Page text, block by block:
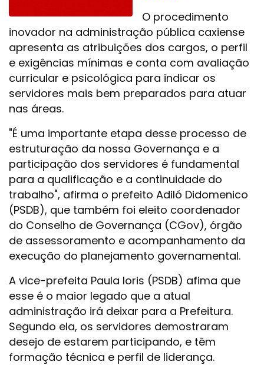
O procedimento
inovador na administração pública caxiense
apresenta as atribuições dos cargos, o perfil
e exigências mínimas e conta com avaliação
curricular e psicológica para indicar os
servidores mais bem preparados para atuar
nas áreas.
"É uma importante etapa desse processo de
estruturação da nossa Governança e a
participação dos servidores é fundamental
para a qualificação e a continuidade do
trabalho", afirma o prefeito Adiló Didomenico
(PSDB), que também foi eleito coordenador
do Conselho de Governança (CGov), órgão
de assessoramento e acompanhamento da
execução do planejamento governamental.
A vice-prefeita Paula Ioris (PSDB) afima que
esse é o maior legado que a atual
administração irá deixar para a Prefeitura.
Segundo ela, os servidores demostraram
desejo de estarem participando, e têm
formação técnica e perfil de liderança.